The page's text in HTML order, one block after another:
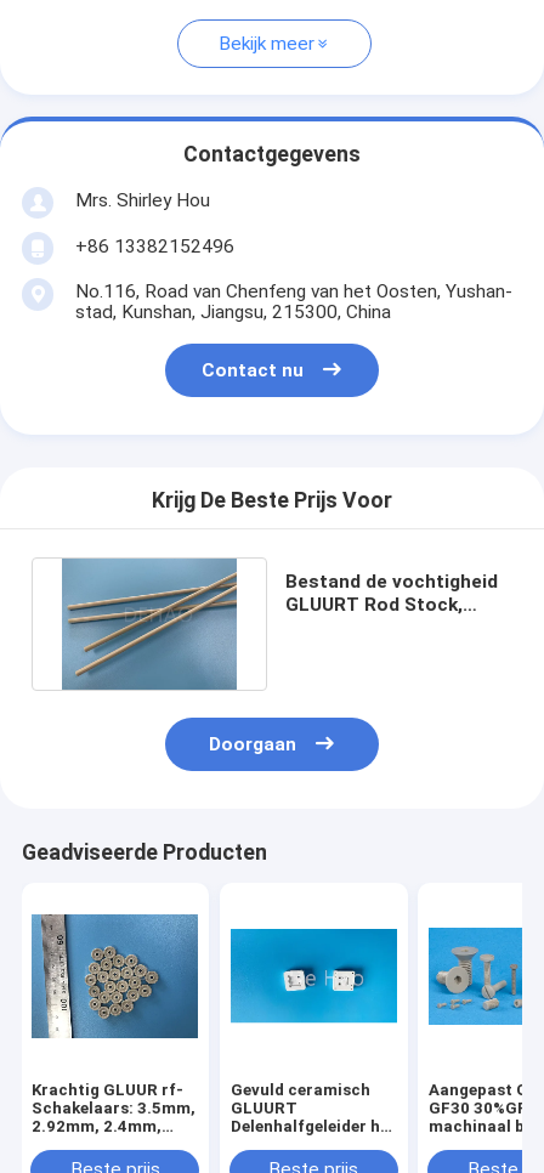
Bekijk meer
Contactgegevens
Mrs. Shirley Hou
+86 13382152496
No.116, Road van Chenfeng van het Oosten, Yushan-
stad, Kunshan, Jiangsu, 215300, China
Contact nu
Krijg De Beste Prijs Voor
Bestand de vochtigheid
GLUURT Rod Stock,
Doorgaan
Geadviseerde Producten
Krachtig GLUUR rf-
Schakelaars: 3.5mm,
2.92mm, 2.4mm,
Gevuld ceramisch
GLUURT
Delenhalfgeleider het
Adapters van
Aangepast
GF30 30%GF
machinaal
±0.02mm